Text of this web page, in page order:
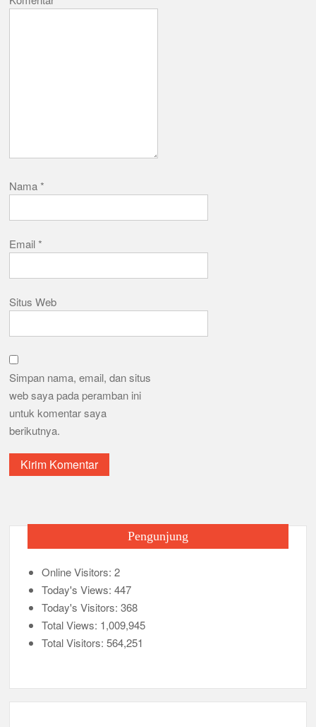
Nama*
Email*
Situs Web
Simpan nama, email, dan situs
web saya pada peramban ini
untuk komentar saya
berikutnya.
Pengunjung
Online Visitors:2
Today's Views:447
Today's Visitors:368
Total Views: 1,009,945
Total Visitors:564,251